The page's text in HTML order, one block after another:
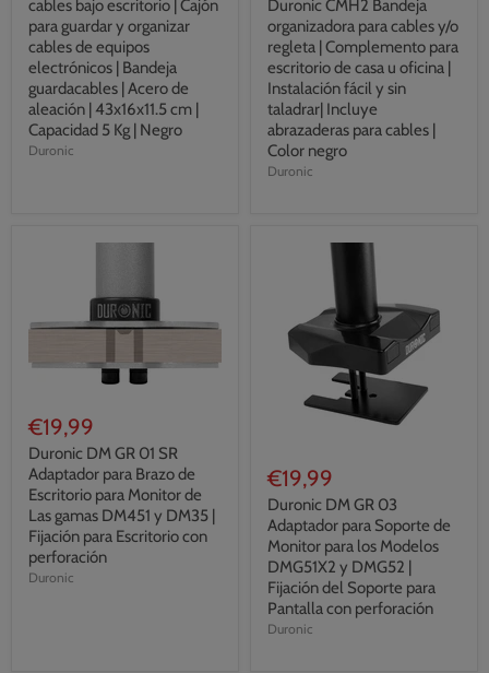
cables bajo escritorio | Cajón
para guardar y organizar
cables de equipos
electrónicos | Bandeja
guardacables | Acero de
aleación | 43x16x11.5 cm |
Capacidad 5 Kg | Negro
Duronic
Duronic CMH2 Bandeja
organizadora para cables y/o
regleta | Complemento para
escritorio de casa u oficina |
Instalación fácil y sin
taladrar| Incluye
abrazaderas para cables |
Color negro
Duronic
€19,99
Duronic DM GR 01 SR
Adaptador para Brazo de
Escritorio para Monitor de
Las gamas DM451 y DM35 |
Fijación para Escritorio con
perforación
Duronic
€19,99
Duronic DM GR 03
Adaptador para Soporte de
Monitor para los Modelos
DMG51X2 y DMG52 |
Fijación del Soporte para
Pantalla con perforación
Duronic